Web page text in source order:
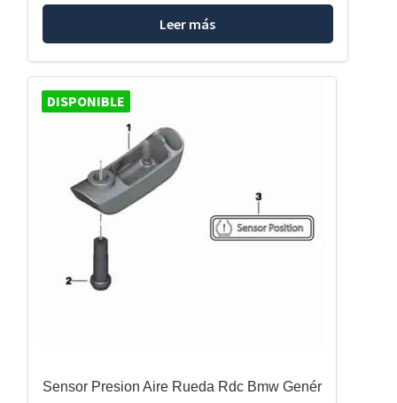
Leer más
DISPONIBLE
Sensor Presion Aire Rueda Rdc Bmw Genér